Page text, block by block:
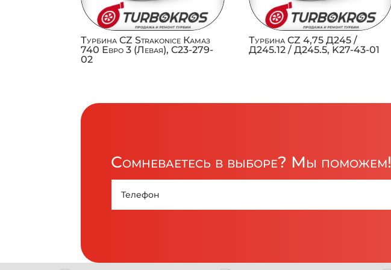
Турбина CZ Strakonice Камаз
740 Евро 3 (Левая), C23-279-
02
Турбина CZ 4,75 Д245 /
Д245.12 / Д245.5, K27-43-01
Сомневаетесь в выборе? Мы поможем!